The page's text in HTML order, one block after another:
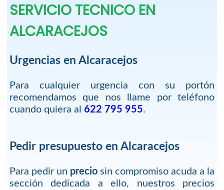
SERVICIO TECNICO EN
ALCARACEJOS
Urgencias en Alcaracejos
Para cualquier urgencia con su portón
recomendamos que nos llame por teléfono
cuando quiera al 622 795 955.
Pedir presupuesto en Alcaracejos
Para pedir un preciosin compromiso acuda a la
sección dedicada a ello, nuestros precios